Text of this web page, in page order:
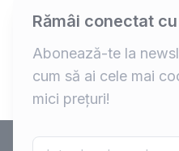
Rămâi conectat
Abonează-te la
cum să ai cele mai
mici prețuri!